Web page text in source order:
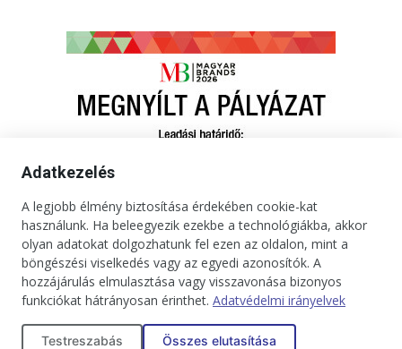
Kapcsolat Impresszum Médiaajánlat
Jogi tudnivalók
Adatkezelés
A legjobb élmény biztosítása érdekében cookie-kat
használunk. Ha beleegyezik ezekbe a technológiákba, akkor
olyan adatokat dolgozhatunk fel ezen az oldalon, mint a
böngészési viselkedés vagy az egyedi azonosítók. A
hozzájárulás elmulasztása vagy visszavonása bizonyos
funkciókat hátrányosan érinthet. Adatvédelmi irányelvek
Testreszabás Összes elutasítása